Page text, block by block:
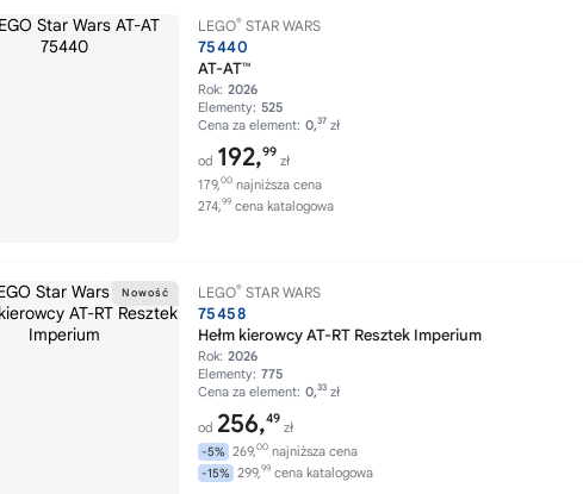
LEGO® STAR WARS
75440
AT-AT™
Rok: 2026
Elementy: 525
Cena za element: 0,37 zł
od 192,99
zł
179,00 najniższa cena
274,99 cena katalogowa
LEGO® STAR WARS
75458
Hełm kierowcy AT-RT Resztek Imperium
Rok: 2026
Elementy: 775
Cena za element: 0,33 zł
od 256,49
zł
-5% 269,00 najniższa cena
-15% 299,99 cena katalogowa